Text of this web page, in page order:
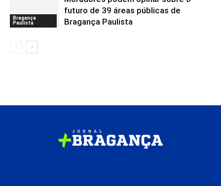
Bragança
Paulista
futuro de 39 áreas públicas de
Bragança Paulista